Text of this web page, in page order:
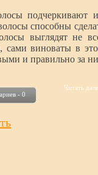
подчеркивают
способны
выглядят не
виноваты в
и правильно за
- 0
Читать